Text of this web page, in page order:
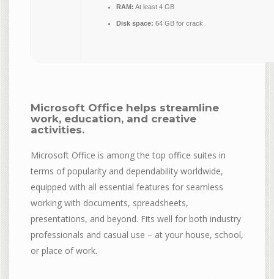
RAM: At least 4 GB
Disk space: 64 GB for crack
Microsoft Office helps streamline
work, education, and creative
activities.
Microsoft Office is among the top office suites in
terms of popularity and dependability worldwide,
equipped with all essential features for seamless
working with documents, spreadsheets,
presentations, and beyond. Fits well for both industry
professionals and casual use – at your house, school,
or place of work.